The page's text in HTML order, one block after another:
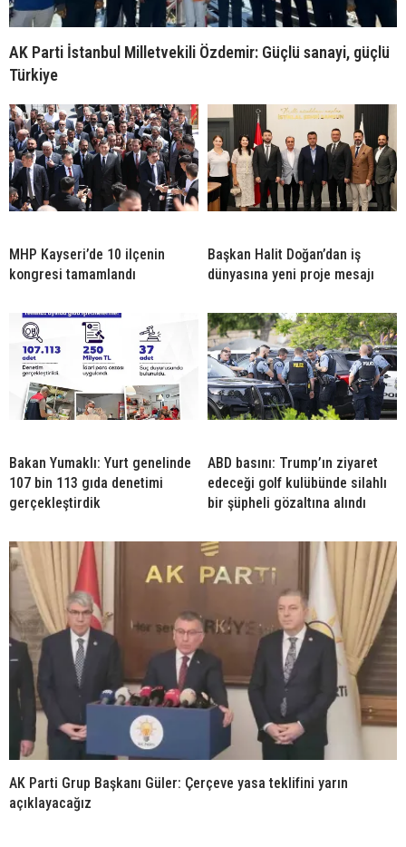
AK Parti İstanbul Milletvekili Özdemir: Güçlü sanayi, güçlü
Türkiye
MHP Kayseri’de 10 ilçenin
kongresi tamamlandı
Başkan Halit Doğan’dan iş
dünyasına yeni proje mesajı
Bakan Yumaklı: Yurt genelinde
107 bin 113 gıda denetimi
gerçekleştirdik
ABD basını: Trump’ın ziyaret
edeceği golf kulübünde silahlı
bir şüpheli gözaltına alındı
AK Parti Grup Başkanı Güler: Çerçeve yasa teklifini yarın
açıklayacağız